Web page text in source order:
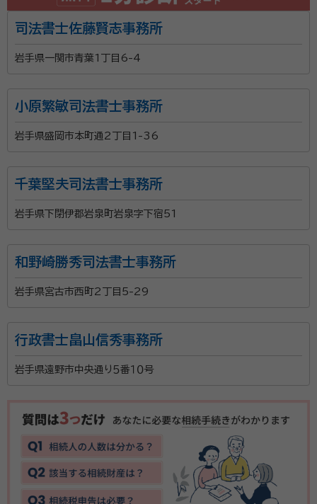
司法書士佐藤賢志事務所
岩手県一関市青葉1丁目6-4
小原繁敏司法書士事務所
岩手県盛岡市本町通2丁目1-36
千葉堅夫司法書士事務所
岩手県下閉伊郡岩泉町岩泉字下宿51
和野崎勝秀司法書士事務所
岩手県宮古市西町2丁目5-29
行政書士畠山信秀事務所
岩手県遠野市中央通り５番１０号